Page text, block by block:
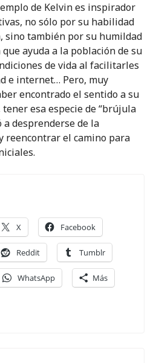
de Kelvin es inspirador
no sólo por su habilidad
sino también por su humildad
ayuda a la población de su
de vida al facilitarles
e internet… Pero, muy
encontrado el sentido a su
esa especie de “brújula
desprenderse de la
reencontrar el camino para
X Facebook
Reddit Tumblr
WhatsApp Más